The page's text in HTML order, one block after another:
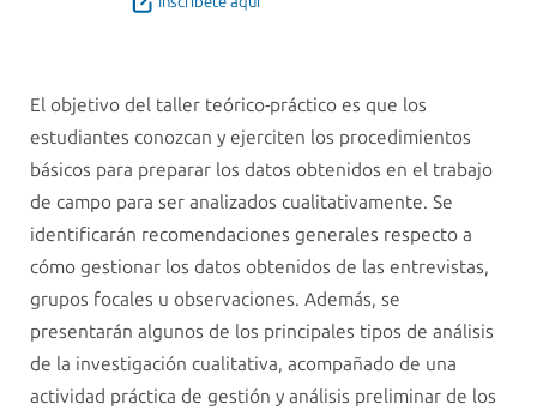
El objetivo del taller teórico-práctico es que los
estudiantes conozcan y ejerciten los procedimientos
básicos para preparar los datos obtenidos en el trabajo
de campo para ser analizados cualitativamente. Se
identificarán recomendaciones generales respecto a
cómo gestionar los datos obtenidos de las entrevistas,
grupos focales u observaciones. Además, se
presentarán algunos de los principales tipos de análisis
de la investigación cualitativa, acompañado de una
actividad práctica de gestión y análisis preliminar de los